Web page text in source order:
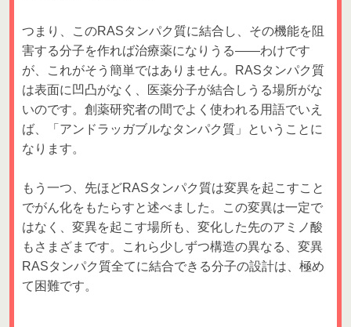
つまり、このRASタンパク質に結合し、その機能を阻
害する分子を作れば治療薬になりうる――わけです
が、これがそう簡単ではありません。RASタンパク質
は表面に凹凸がなく、医薬分子が結合しうる場所がな
いのです。創薬研究者の間でよく使われる用語でいえ
ば、「アンドラッガブルなタンパク質」ということに
なります。
もう一つ、先ほどRASタンパク質は変異を起こすこと
でがん化をもたらすと述べました。この変異は一定で
はなく、変異を起こす場所も、変化した先のアミノ酸
もさまざまです。これら少しずつ構造の異なる、変異
RASタンパク質全てに結合できる分子の設計は、極め
て困難です。